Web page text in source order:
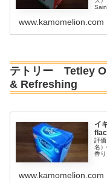
www.kamomelion.com
テトリー Tetley
& Refreshing
イ
評
名
香
www.kamomelion.com